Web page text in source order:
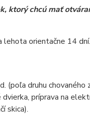
ktorý chcú mať
lehota orientačne 14 dní.
(poľa druhu chovaného
príprava na
skica).